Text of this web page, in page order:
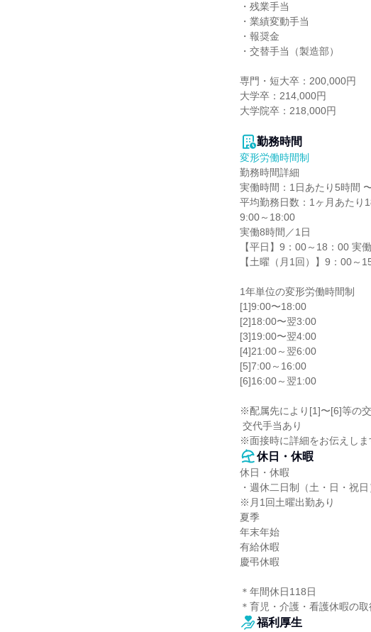
・残業手当
・業績変動手当
・報奨金
・交替手当（製造部）
専門・短大卒：200,000円
大学卒：214,000円
大学院卒：218,000円
勤務時間
変形労働時間制
勤務時間詳細
実働時間：1日あたり5時間
平均勤務日数：1ヶ月あたり
9:00～18:00
実働8時間／1日
【平日】9：00～18：00 実
【土曜（月1回）】9：00～
1年単位の変形労働時間制
[1]9:00〜18:00
[2]18:00〜翌3:00
[3]19:00〜翌4:00
[4]21:00～翌6:00
[5]7:00～16:00
[6]16:00～翌1:00
※配属先により[1]〜[6]等の交
※面接時に詳細をお伝えしま
休日・休暇
休日・休暇
・週休二日制（土・日・祝日
※月1回土曜出勤あり
夏季
年末年始
有給休暇
慶弔休暇
＊年間休⽇118⽇
＊育児・介護・看護休暇の取
福利厚生